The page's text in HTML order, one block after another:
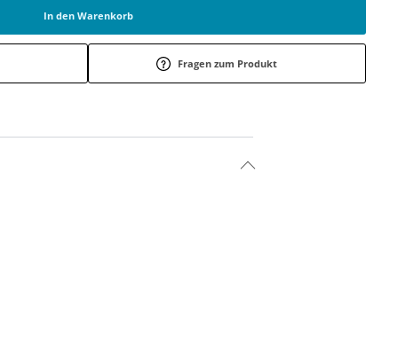
In den Warenkorb
Fragen zum Produkt